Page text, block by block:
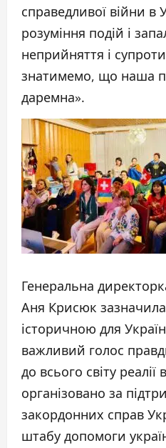
справедливої війни в
розуміння подій і
неприйняття і
знатимемо, що наша
даремна».
Генеральна
Аня Крисюк
історичною для
важливий голос
до всього світу реалії
організовано за
закордонних справ
штабу допомоги